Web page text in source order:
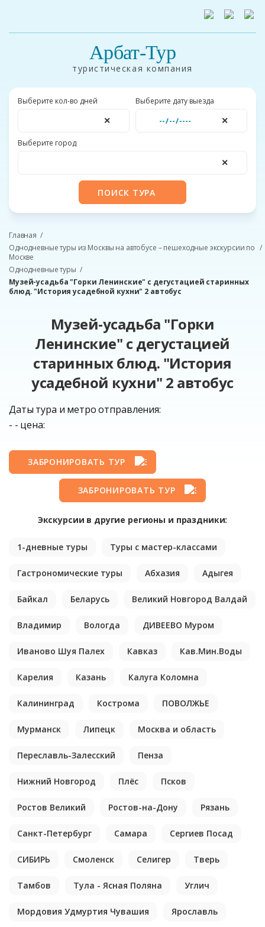
Арбат-Тур
туристическая компания
Выберите кол-во дней
✕
Выберите дату выезда
✕
Выберите город
✕
ПОИСК ТУРА
Главная
Однодневные туры из Москвы на автобусе – пешеходные экскурсии по
Москве
Однодневные туры
Музей-усадьба "Горки Ленинские" с дегустацией старинных
блюд. "История усадебной кухни" 2 автобус
Музей-усадьба "Горки
Ленинские" с дегустацией
старинных блюд. "История
усадебной кухни" 2 автобус
Даты тура и метро отправления:
- - цена:
ЗАБРОНИРОВАТЬ ТУР
ЗАБРОНИРОВАТЬ ТУР
Экскурсии в другие регионы и праздники:
1-дневные туры Туры с мастер-классами
Гастрономические туры Абхазия Адыгея
Байкал Беларусь Великий Новгород Валдай
Владимир Вологда ДИВЕЕВО Муром
Иваново Шуя Палех Кавказ Кав.Мин.Воды
Карелия Казань Калуга Коломна
Калининград Кострома ПОВОЛЖЬЕ
Мурманск Липецк Москва и область
Переславль-Залесский Пенза
Нижний Новгород Плёс Псков
Ростов Великий Ростов-на-Дону Рязань
Санкт-Петербург Самара Сергиев Посад
СИБИРЬ Смоленск Селигер Тверь
Тамбов Тула - Ясная Поляна Углич
Мордовия Удмуртия Чувашия Ярославль